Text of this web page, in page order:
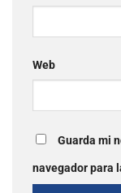
Web
Guarda mi
navegador para